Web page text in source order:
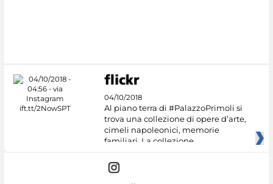
04/10/2018
Al piano terra di #PalazzoPrimoli si
trova una collezione di opere d’arte,
cimeli napoleonici, memorie
familiari. La collezione